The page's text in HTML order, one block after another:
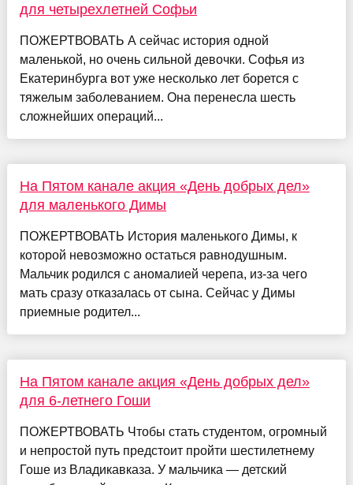
для четырехлетней Софьи
ПОЖЕРТВОВАТЬ А сейчас история одной
маленькой, но очень сильной девочки. Софья из
Екатеринбурга вот уже несколько лет борется с
тяжелым заболеванием. Она перенесла шесть
сложнейших операций...
На Пятом канале акция «День добрых дел»
для маленького Димы
ПОЖЕРТВОВАТЬ История маленького Димы, к
которой невозможно остаться равнодушным.
Мальчик родился с аномалией черепа, из-за чего
мать сразу отказалась от сына. Сейчас у Димы
приемные родител...
На Пятом канале акция «День добрых дел»
для 6-летнего Гоши
ПОЖЕРТВОВАТЬ Чтобы стать студентом, огромный
и непростой путь предстоит пройти шестилетнему
Гоше из Владикавказа. У мальчика — детский